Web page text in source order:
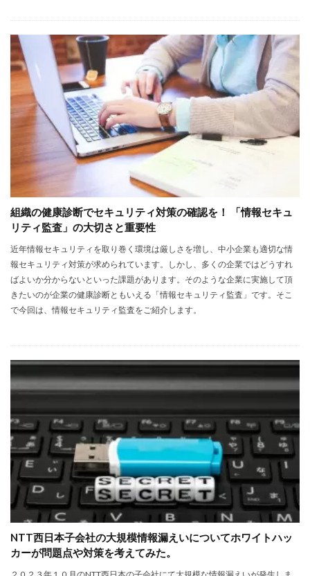
組織の健康診断でセキュリティ対策の確認を！ 「情報セキュ
リティ監査」の大切さと重要性
近年情報セキュリティを取り巻く環境は厳しさを増し、中小企業も適切な情
報セキュリティ対策が求められています。しかし、多くの企業ではどうすれ
ばよいか分からないといった課題があります。そのような企業に実施して頂
きたいのが企業の健康診断ともいえる「情報セキュリティ監査」です。そこ
で今回は、情報セキュリティ監査をご紹介します。
NTT西日本子会社の大規模情報漏えいについてホワイトハッ
カーが問題点や対策を考えてみた。